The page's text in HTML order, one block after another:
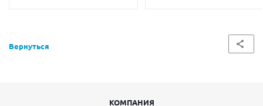
Вернуться
КОМПАНИЯ